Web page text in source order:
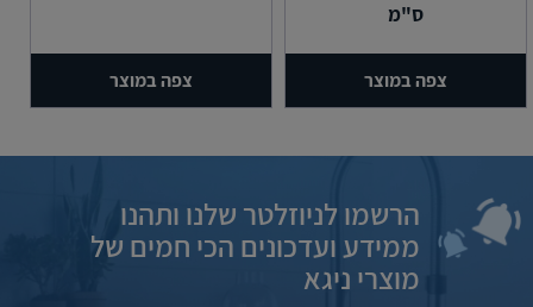
ס"מ
צפה במוצר צפה במוצר
הרשמו לניוזלטר שלנו ותהנו
ממידע ועדכונים הכי חמים של
מוצרי ניגא